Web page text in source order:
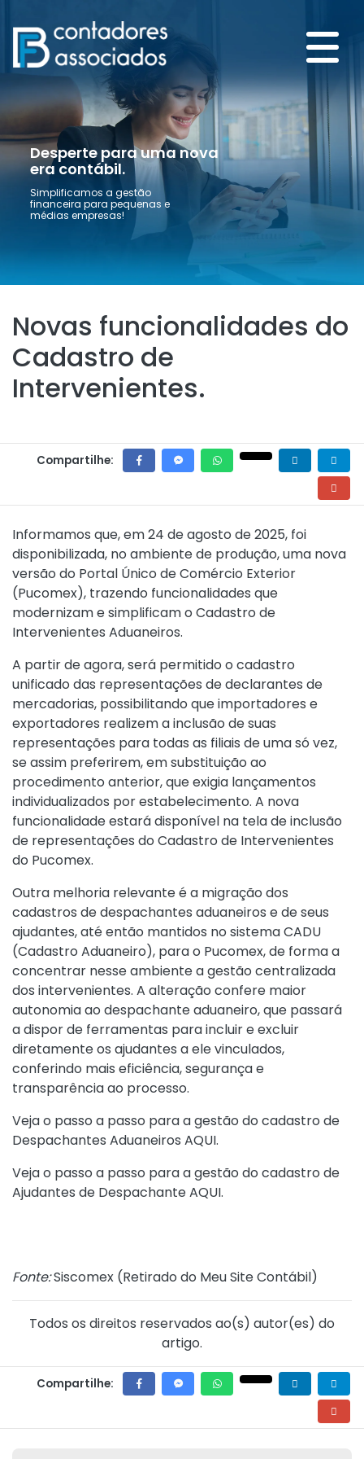
Desperte para uma nova
era contábil.
Simplificamos a gestão
financeira para pequenas e
médias empresas!
Novas funcionalidades do
Cadastro de
Intervenientes.
Compartilhe:
Informamos que, em 24 de agosto de 2025, foi
disponibilizada, no ambiente de produção, uma nova
versão do Portal Único de Comércio Exterior
(Pucomex), trazendo funcionalidades que
modernizam e simplificam o Cadastro de
Intervenientes Aduaneiros.
A partir de agora, será permitido o cadastro
unificado das representações de declarantes de
mercadorias, possibilitando que importadores e
exportadores realizem a inclusão de suas
representações para todas as filiais de uma só vez,
se assim preferirem, em substituição ao
procedimento anterior, que exigia lançamentos
individualizados por estabelecimento. A nova
funcionalidade estará disponível na tela de inclusão
de representações do Cadastro de Intervenientes
do Pucomex.
Outra melhoria relevante é a migração dos
cadastros de despachantes aduaneiros e de seus
ajudantes, até então mantidos no sistema CADU
(Cadastro Aduaneiro), para o Pucomex, de forma a
concentrar nesse ambiente a gestão centralizada
dos intervenientes. A alteração confere maior
autonomia ao despachante aduaneiro, que passará
a dispor de ferramentas para incluir e excluir
diretamente os ajudantes a ele vinculados,
conferindo mais eficiência, segurança e
transparência ao processo.
Veja o passo a passo para a gestão do cadastro de
Despachantes Aduaneiros AQUI.
Veja o passo a passo para a gestão do cadastro de
Ajudantes de DespachanteAQUI.
Fonte:Siscomex (Retirado do Meu Site Contábil)
Todos os direitos reservados ao(s) autor(es) do
artigo.
Compartilhe: